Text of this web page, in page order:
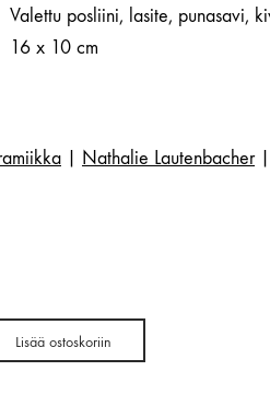
Valettu posliini, lasite, punasavi,
16 x 10 cm
Nathalie Lautenbacher|
Lisää ostoskoriin